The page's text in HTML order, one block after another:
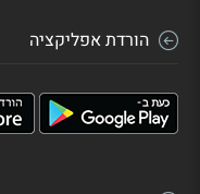
הורדת אפליקציה